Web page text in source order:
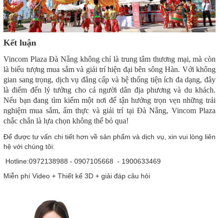
Kết luận
Vincom Plaza Đà Nẵng không chỉ là trung tâm thương mại, mà còn
là biểu tượng mua sắm và giải trí hiện đại bên sông Hàn. Với không
gian sang trọng, dịch vụ đẳng cấp và hệ thống tiện ích đa dạng, đây
là điểm đến lý tưởng cho cả người dân địa phương và du khách.
Nếu bạn đang tìm kiếm một nơi để tận hưởng trọn vẹn những trải
nghiệm mua sắm, ẩm thực và giải trí tại Đà Nẵng, Vincom Plaza
chắc chắn là lựa chọn không thể bỏ qua!
Để được tư vấn chi tiết hơn về sản phẩm và dịch vụ, xin vui lòng liên
hệ với chúng tôi:
Hotline:0972138988 - 0907105668 - 1900633469
Miễn phí Video + Thiết kế 3D + giải đáp câu hỏi